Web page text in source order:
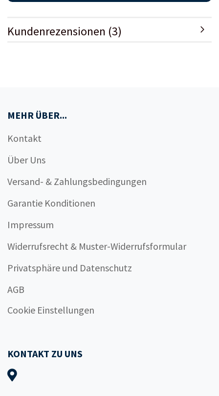
Kundenrezensionen (3)
MEHR ÜBER...
Kontakt
Über Uns
Versand- & Zahlungsbedingungen
Garantie Konditionen
Impressum
Widerrufsrecht & Muster-Widerrufsformular
Privatsphäre und Datenschutz
AGB
Cookie Einstellungen
KONTAKT ZU UNS